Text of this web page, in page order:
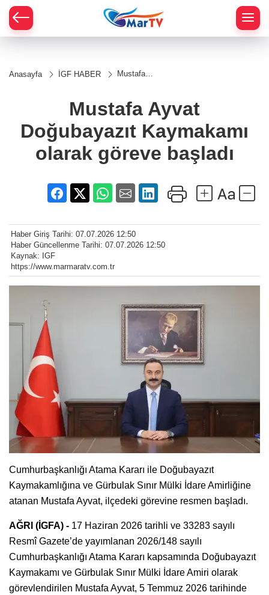
Anasayfa İGF HABER
Mustafa
Kaymakamı
olarak
başladı
Mustafa Ayvat
Doğubayazıt Kaymakamı
olarak göreve başladı
Haber Giriş Tarihi: 07.07.2026 12:50
Haber Güncellenme Tarihi: 07.07.2026 12:50
Kaynak: IGF
https://www.marmaratv.com.tr
Cumhurbaşkanlığı Atama Kararı ile Doğubayazıt
Kaymakamlığına ve Gürbulak Sınır Mülki İdare Amirliğine
atanan Mustafa Ayvat, ilçedeki görevine resmen başladı.
AĞRI (İGFA) - 17 Haziran 2026 tarihli ve 33283 sayılı
Resmî Gazete’de yayımlanan 2026/148 sayılı
Cumhurbaşkanlığı Atama Kararı kapsamında Doğubayazıt
Kaymakamı ve Gürbulak Sınır Mülki İdare Amiri olarak
görevlendirilen Mustafa Ayvat, 5 Temmuz 2026 tarihinde